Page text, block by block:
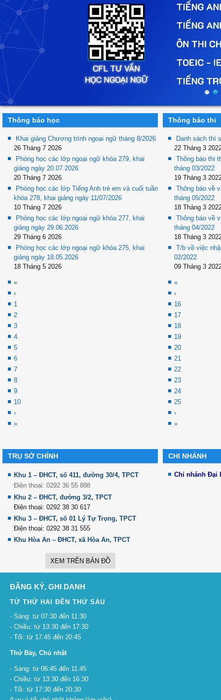
Thông báo học
Khai giảng Chương trình ngoại ngữ tháng 8/2026
26 Tháng 7 2026
Phòng học các lớp ngoại ngữ khóa 279, khai
giảng ngày 20.07.2026
20 Tháng 7 2026
Phòng học các lớp Tiếng Anh trẻ em và cuối tuần
khóa 278, khai giảng ngày 11/07/2026
10 Tháng 7 2026
Phòng học các lớp ngoại ngữ khóa 277, khai
giảng ngày 29.06.2026
29 Tháng 6 2026
Phòng học các lớp ngoại ngữ khóa 275, khai
giảng ngày 18.05.2026
18 Tháng 5 2026
«
‹
1
2
3
4
5
6
7
8
9
10
›
»
Thông báo thi
Danh sách thí
22 Tháng 3
Thông báo thi
tháng 03/2022
19 Tháng 3
Thông báo về
tháng 05/2022
18 Tháng 3
Thông báo về
tháng 04/2022
18 Tháng 3
T/b về việc
02/2022
09 Tháng 3
«
‹
16
17
18
19
20
21
22
23
24
25
›
»
TRỤ SỞ CHÍNH
Khu 1 – ĐHCT, số 411, đường 30/4, TPCT
Điện thoại: 0292 36 55 888
Khu 2 – ĐHCT, đường 3/2, TPCT
Điện thoại: 0292 38 30 617
Khu 3 – ĐHCT, số 01 Lý Tự Trọng, TPCT
Điện thoại: 0292 38 31 555
Khu Hòa An – ĐHCT, xã Hòa An, TPCT
XEM TRÊN BẢN ĐỒ
CHI NHÁNH
Chi nhánh Đại
ĐĂNG KÝ, GHI DANH
TỪ THỨ HAI ĐẾN THỨ SÁU
- Sáng: từ 07:30 đến 11:30
- Chiều: từ 13:30 đến 17:30
- Tối: từ 17:45 đến 20:45
Thứ Bảy, Chủ nhật
- Sáng: từ 06:45 đến 11:45
- Chiều: từ 13:30 đến 16:30
- Tối: từ 17:30 đến 20:30